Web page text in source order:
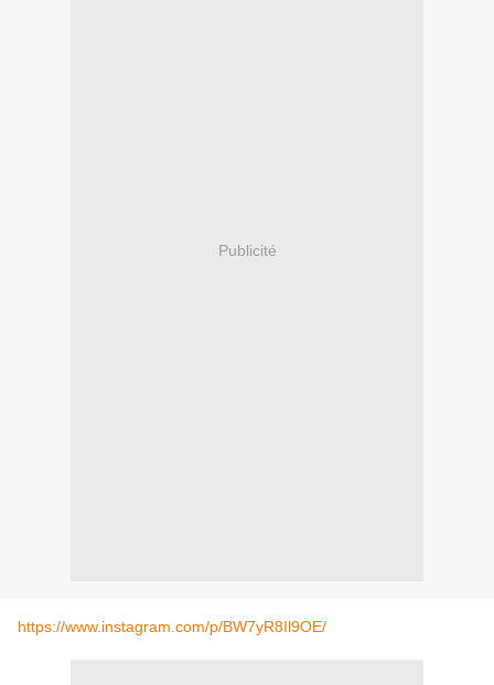
Publicité
https://www.instagram.com/p/BW7yR8Il9OE/